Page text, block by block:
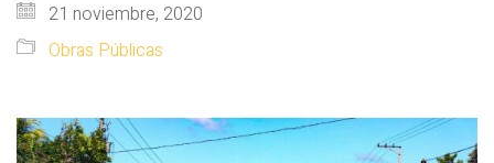
21 noviembre, 2020
Obras Públicas